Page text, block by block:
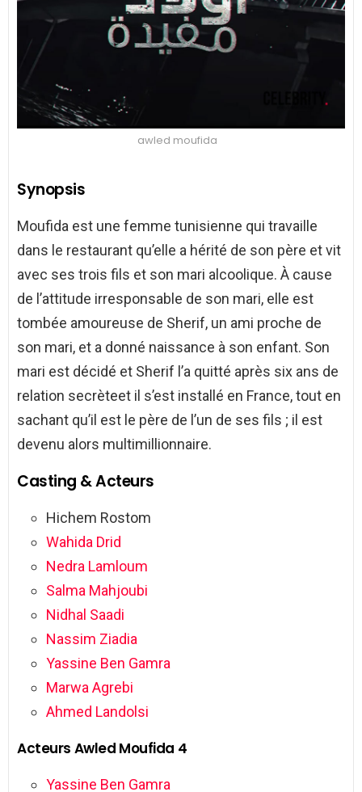
awled moufida
Synopsis
Moufida est une femme tunisienne qui travaille
dans le restaurant qu’elle a hérité de son père et vit
avec ses trois fils et son mari alcoolique. À cause
de l’attitude irresponsable de son mari, elle est
tombée amoureuse de Sherif, un ami proche de
son mari, et a donné naissance à son enfant. Son
mari est décidé et Sherif l’a quitté après six ans de
relation secrèteet il s’est installé en France, tout en
sachant qu’il est le père de l’un de ses fils ; il est
devenu alors multimillionnaire.
Casting & Acteurs
Hichem Rostom
Wahida Drid
Nedra Lamloum
Salma Mahjoubi
Nidhal Saadi
Nassim Ziadia
Yassine Ben Gamra
Marwa Agrebi
Ahmed Landolsi
Acteurs Awled Moufida 4
Yassine Ben Gamra